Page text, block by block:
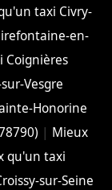
taxi Civry-
en-
Coignières
Vesgre
Honorine
| Mieux
qu'un taxi
sur-Seine